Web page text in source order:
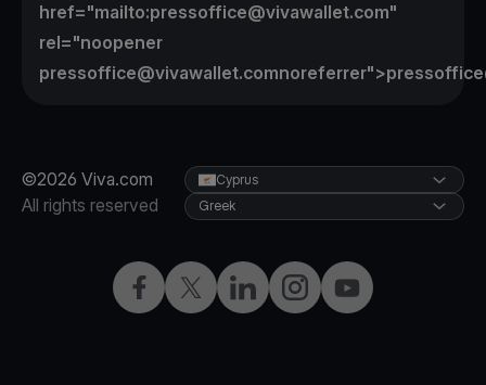
href="mailto:pressoffice@vivawallet.com"
rel="noopener
pressoffice@vivawallet.com
©2026 Viva.com
All rights reserved
Facebook
X LinkedInInstagramYouTube
Cyprus
Greek